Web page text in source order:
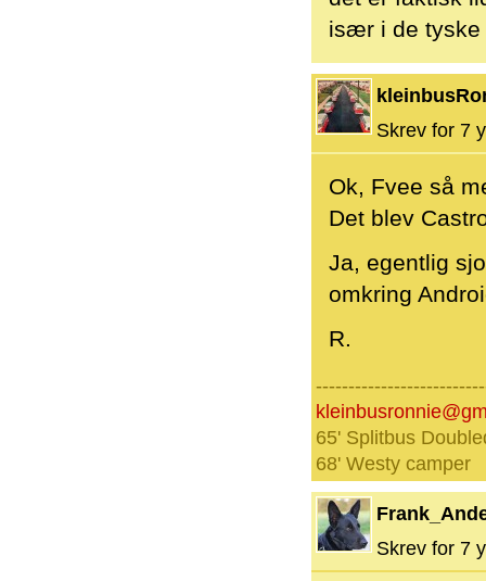
især i de tyske
Skrev for 7
Ok, Fvee så
Det blev
Ja, egentlig
omkring
R.
65' Splitbus
68' Westy camper
Skrev for 7